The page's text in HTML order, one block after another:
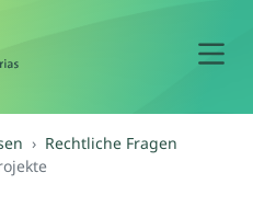
Rechtliche Fragen